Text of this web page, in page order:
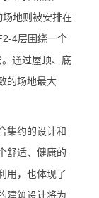
地则被安排在
4层围绕一个
通过屋顶、底
的场地最大
集约的设计和
舒适、健康的
用，也体现了
建筑设计将为